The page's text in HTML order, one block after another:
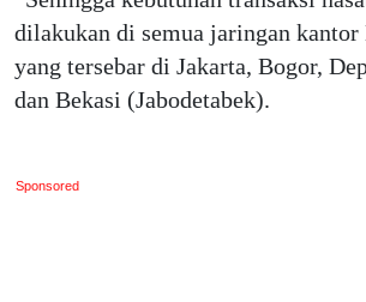
dilakukan di semua jaringan kantor
yang tersebar di Jakarta, Bogor,
dan Bekasi (Jabodetabek).
Sponsored